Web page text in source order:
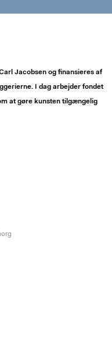
Jacobsen og finansieres af
I dag arbejder fondet
at gøre kunsten tilgængelig